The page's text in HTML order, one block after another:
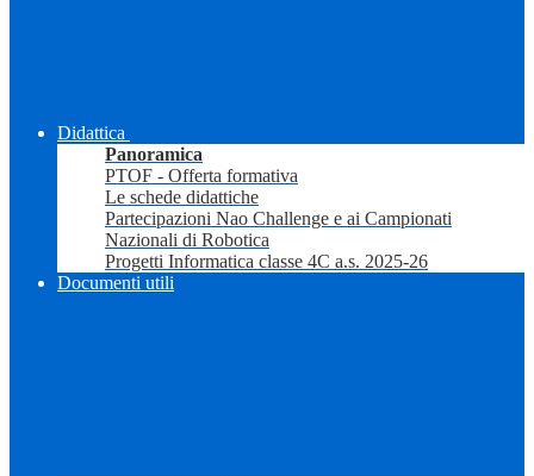
Didattica
Panoramica
PTOF - Offerta formativa
Le schede didattiche
Partecipazioni Nao Challenge e ai Campionati
Nazionali di Robotica
Progetti Informatica classe 4C a.s. 2025-26
Documenti utili